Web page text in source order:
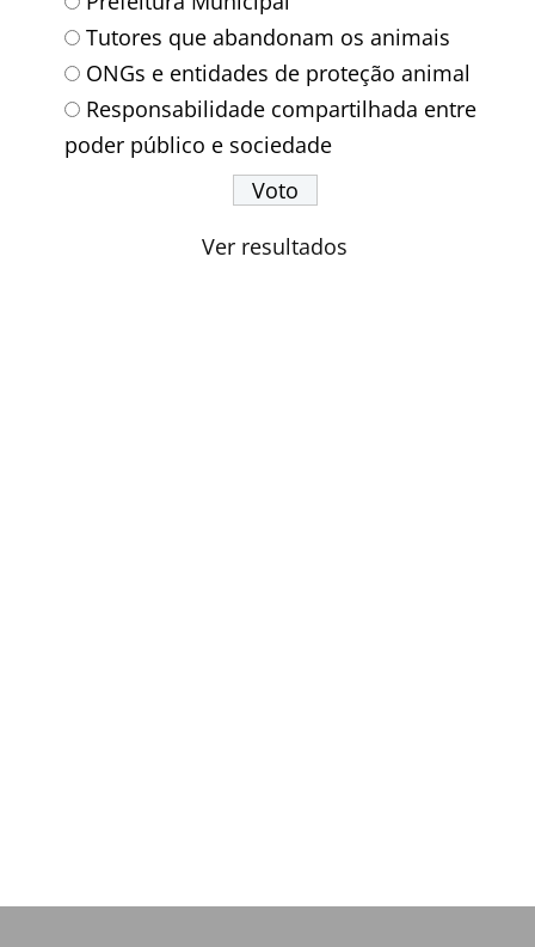
Tutores que abandonam os animais
ONGs e entidades de proteção animal
Responsabilidade compartilhada entre
poder público e sociedade
Ver resultados